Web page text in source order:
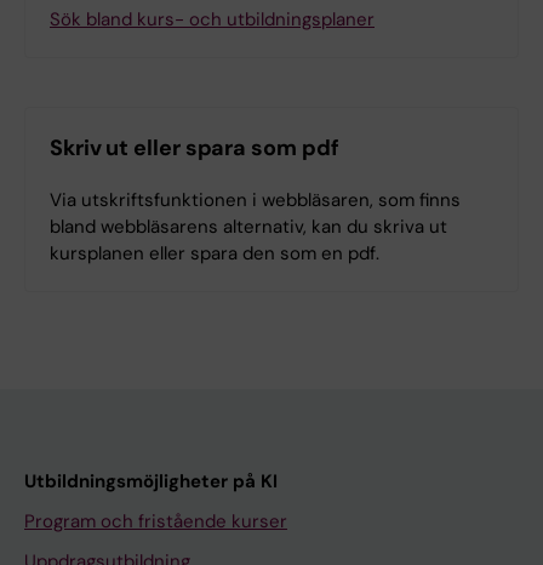
Sök bland kurs- och utbildningsplaner
Skriv ut eller spara som pdf
Via utskriftsfunktionen i webbläsaren, som finns
bland webbläsarens alternativ, kan du skriva ut
kursplanen eller spara den som en pdf.
Utbildningsmöjligheter på KI
Program och fristående kurser